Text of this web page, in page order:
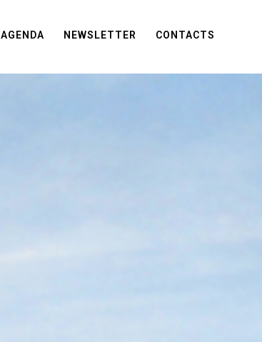
AGENDA NEWSLETTER CONTACTS